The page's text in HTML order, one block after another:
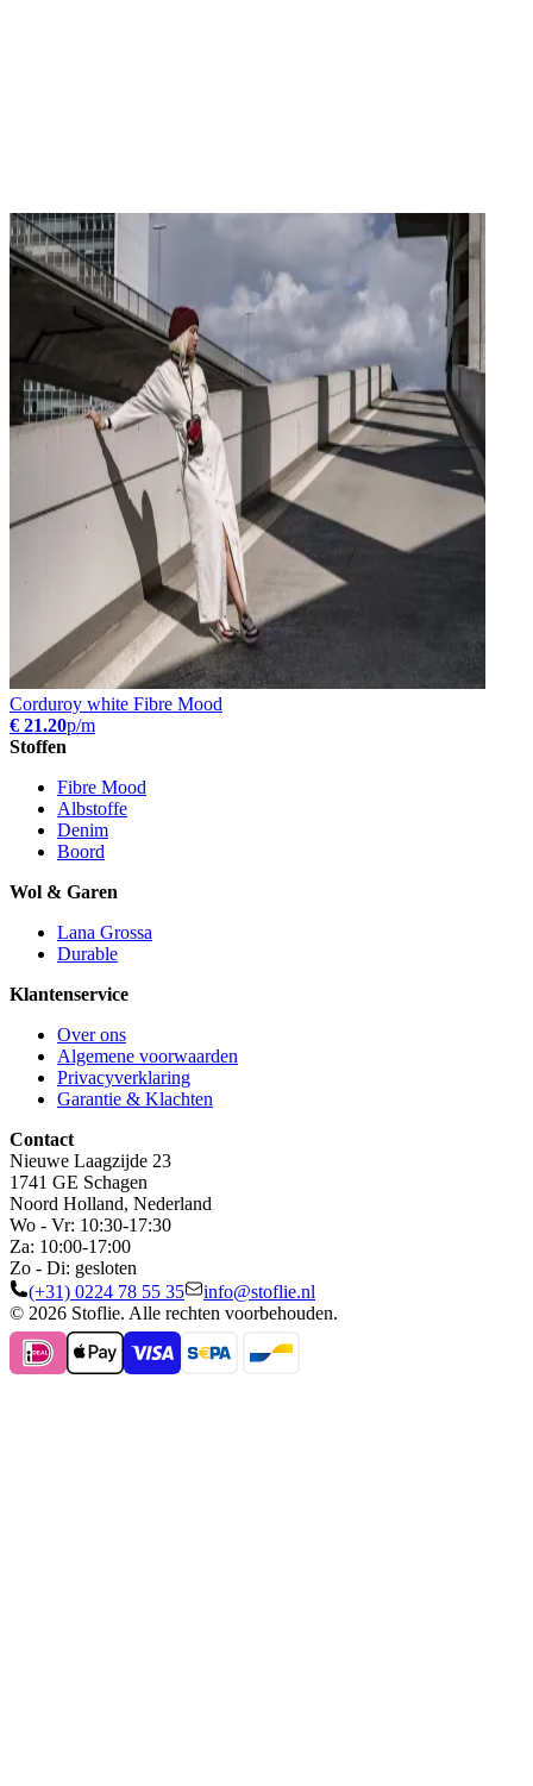
Corduroy white Fibre Mood
€ 21.20p/m
Stoffen
Fibre Mood
Albstoffe
Denim
Boord
Wol & Garen
Lana Grossa
Durable
Klantenservice
Over ons
Algemene voorwaarden
Privacyverklaring
Garantie & Klachten
Contact
Nieuwe Laagzijde 23
1741 GE Schagen
Noord Holland, Nederland
Wo - Vr: 10:30-17:30
Za: 10:00-17:00
Zo - Di: gesloten
(+31) 0224 78 55 35
info@stoflie.nl
© 2026 Stoflie. Alle rechten voorbehouden.